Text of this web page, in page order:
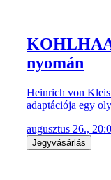
nyomán
Heinrich von
adaptációja egy
augusztus 26.,
Jegyvásárlás